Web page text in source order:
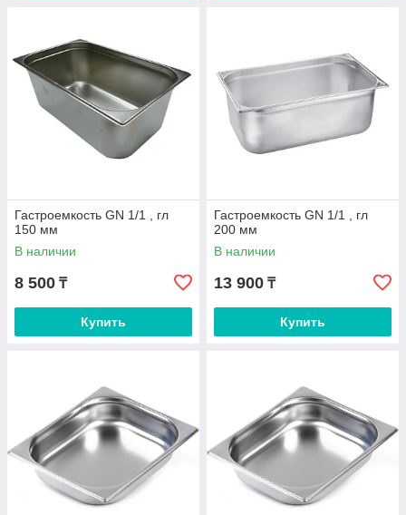
Гастроемкость GN 1/1 , гл
150 мм
В наличии
8 500 ₸
Купить
Гастроемкость GN 1/1 , гл
200 мм
В наличии
13 900 ₸
Купить